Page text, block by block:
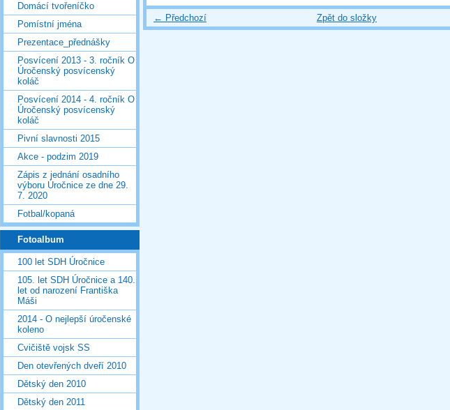
← Předchozí Zpět do složky
Domácí tvořeníčko
Pomístní jména
Prezentace_přednášky
Posvícení 2013 - 3. ročník O
Úročenský posvícenský
koláč
Posvícení 2014 - 4. ročník O
Úročenský posvícenský
koláč
Pivní slavnosti 2015
Akce - podzim 2019
Zápis z jednání osadního
výboru Úročnice ze dne 29.
7. 2020
Fotbal/kopaná
Fotoalbum
100 let SDH Úročnice
105. let SDH Úročnice a 140.
let od narození Františka
Máši
2014 - O nejlepší úročenské
koleno
Cvičiště vojsk SS
Den otevřených dveří 2010
Dětský den 2010
Dětský den 2011